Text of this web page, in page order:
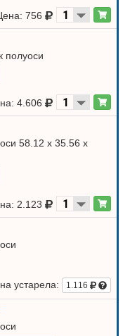
756
полуоси
4.606
58.12 х 35.56 х
2.123
устарела: 1.116